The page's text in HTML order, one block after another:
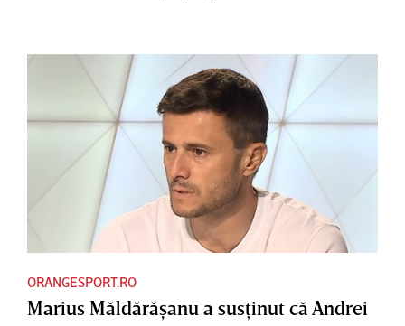
ORANGESPORT.RO
Marius Măldărăşanu a susţinut că Andrei